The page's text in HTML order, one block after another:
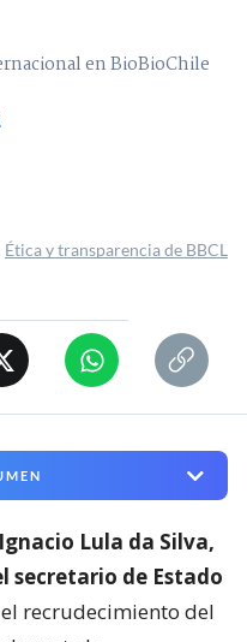
en BioBioChile
Ética y transparencia de BBCL
Lula da Silva,
secretario de Estado
recrudecimiento del